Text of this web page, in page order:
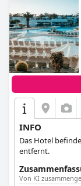
INFO
Das Hotel
entfernt.
Von KI